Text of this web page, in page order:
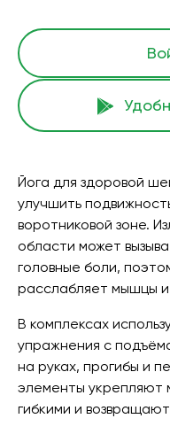
Йога для здоровой
улучшить
воротниковой зоне.
области может
головные боли,
расслабляет мышцы
В комплексах
упражнения с
на руках, прогибы и
элементы
гибкими и